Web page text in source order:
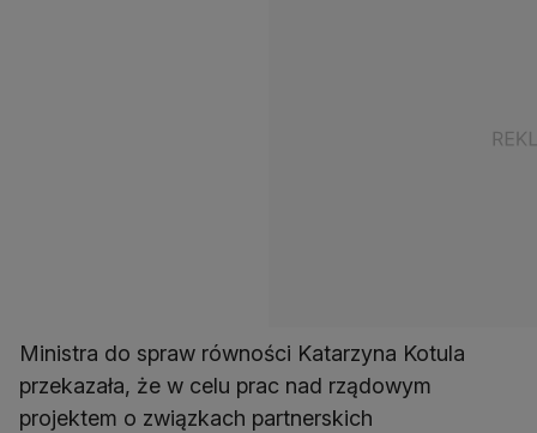
Ministra do spraw równości Katarzyna Kotula
przekazała, że w celu prac nad rządowym
projektem o związkach partnerskich